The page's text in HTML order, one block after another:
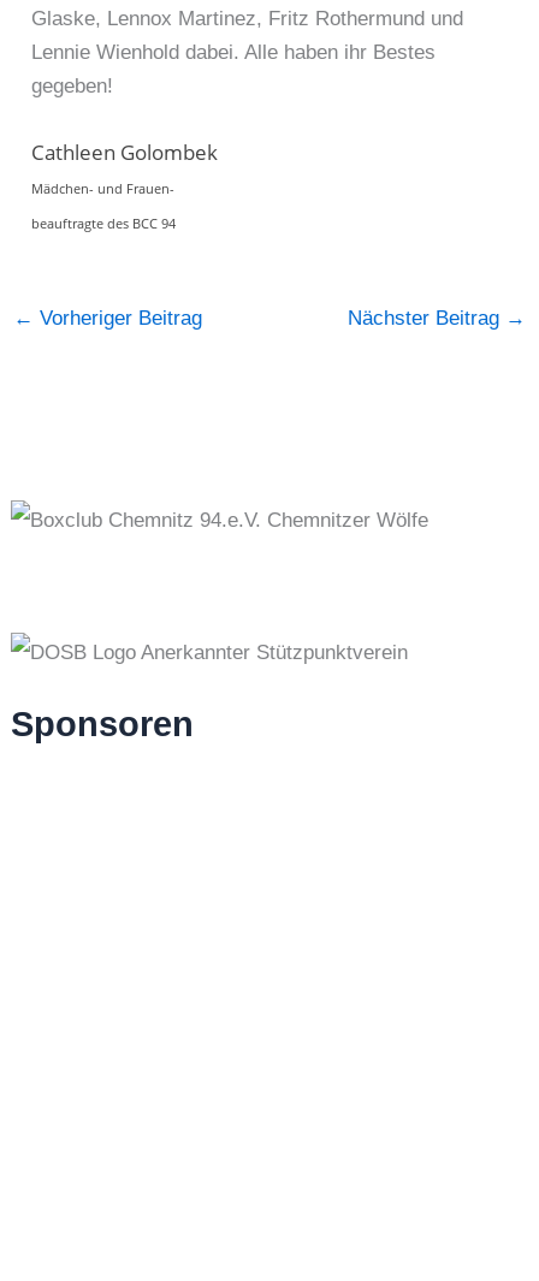
Sponsoren
Glaske, Lennox Martinez, Fritz Rothermund und
Lennie Wienhold dabei. Alle haben ihr Bestes
gegeben!
Cathleen Golombek
Mädchen- und Frauen-
beauftragte des BCC 94
← Vorheriger Beitrag Nächster Beitrag →